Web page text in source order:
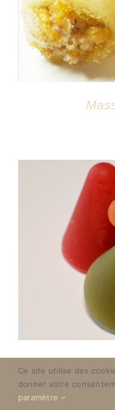
Ce site utilise des
donner votre
paramètre